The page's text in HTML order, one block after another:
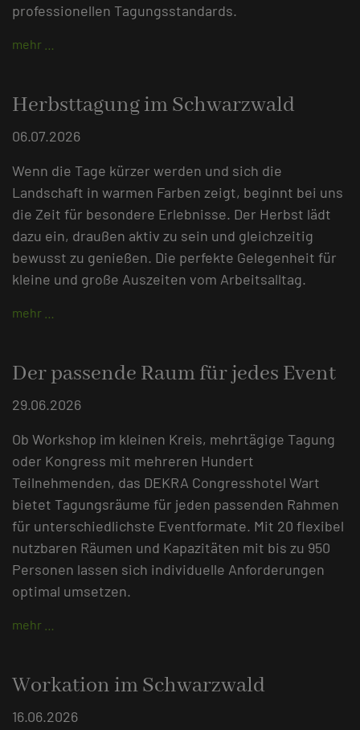
professionellen Tagungsstandards.
mehr …
Herbsttagung im Schwarzwald
06.07.2026
Wenn die Tage kürzer werden und sich die
Landschaft in warmen Farben zeigt, beginnt bei uns
die Zeit für besondere Erlebnisse. Der Herbst lädt
dazu ein, draußen aktiv zu sein und gleichzeitig
bewusst zu genießen. Die perfekte Gelegenheit für
kleine und große Auszeiten vom Arbeitsalltag.
mehr …
Der passende Raum für jedes Event
29.06.2026
Ob Workshop im kleinen Kreis, mehrtägige Tagung
oder Kongress mit mehreren Hundert
Teilnehmenden, das DEKRA Congresshotel Wart
bietet Tagungsräume für jeden passenden Rahmen
für unterschiedlichste Eventformate. Mit 20 flexibel
nutzbaren Räumen und Kapazitäten mit bis zu 950
Personen lassen sich individuelle Anforderungen
optimal umsetzen.
mehr …
Workation im Schwarzwald
16.06.2026